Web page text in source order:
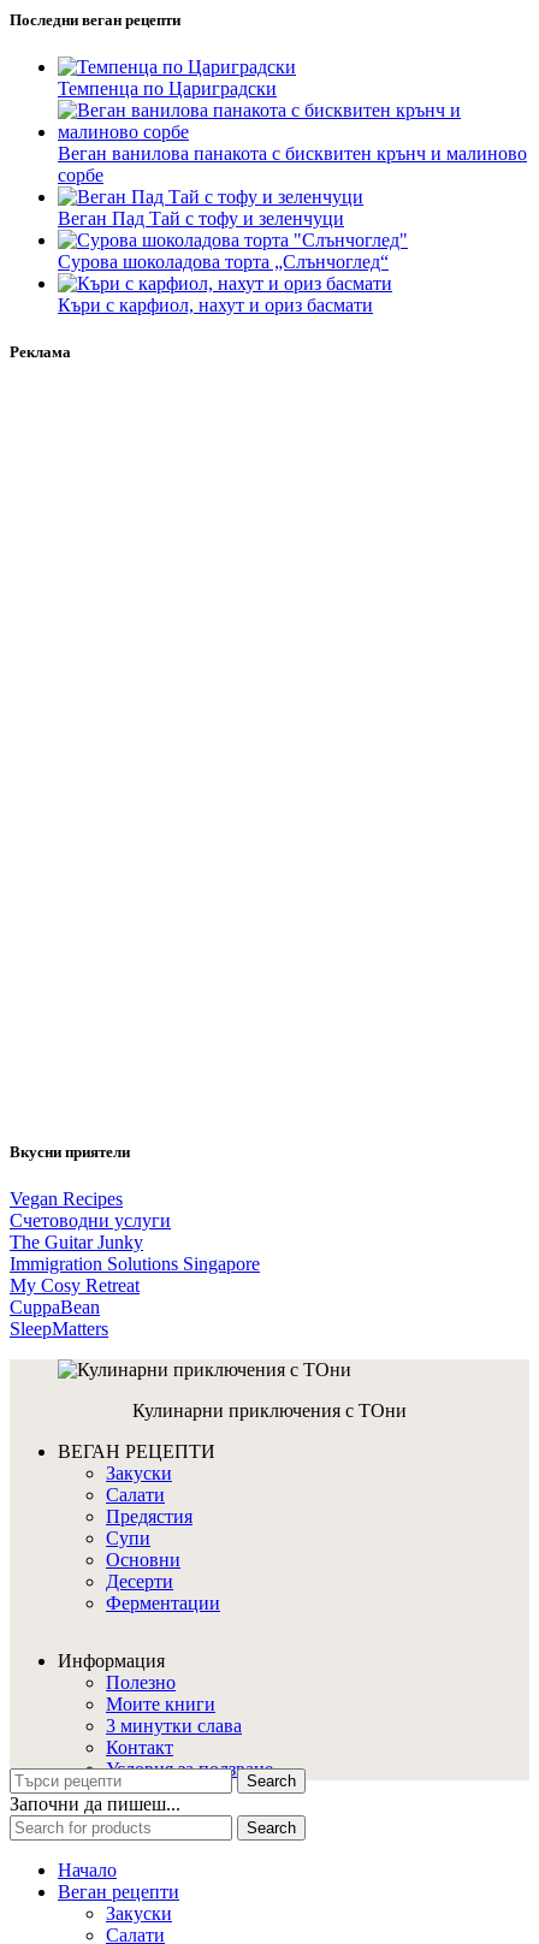
Последни веган рецепти
Темпенца по Цариградски
Веган ванилова панакота с бисквитен крънч и малиново
сорбе
Веган Пад Тай с тофу и зеленчуци
Сурова шоколадова торта „Слънчоглед“
Къри с карфиол, нахут и ориз басмати
Реклама
Вкусни приятели
Vegan Recipes
Счетоводни услуги
The Guitar Junky
Immigration Solutions Singapore
My Cosy Retreat
CuppaBean
SleepMatters
Кулинарни приключения с ТОни
ВЕГАН РЕЦЕПТИ
Закуски
Салати
Предястия
Супи
Основни
Десерти
Ферментации
Информация
Полезно
Моите книги
3 минутки слава
Контакт
Условия за ползване
Search
Започни да пишеш...
Search
Начало
Веган рецепти
Закуски
Салати